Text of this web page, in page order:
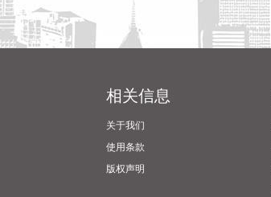
相关信息
关于我们
使用条款
版权声明